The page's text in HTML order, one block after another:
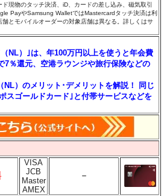
現物のタッチ決済、iD、カードの差し込み、磁気取引
PayやSamsung WalletではMastercardタッチ決済は利
とモバイルオーダーの対象店舗は異なる。詳しくはサ
NL）｣は、年100万円以上を使うと年会費
7％還元、空港ラウンジや旅行保険などの
NL）のメリット･デメリットを解説！ 同じ
スゴールドカード｣と付帯サービスなどを
VISA
JCB
Master
AMEX
－